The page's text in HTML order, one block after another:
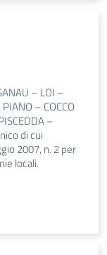
– LOI –
– COCCO
–
di cui
2007, n. 2 per
locali.